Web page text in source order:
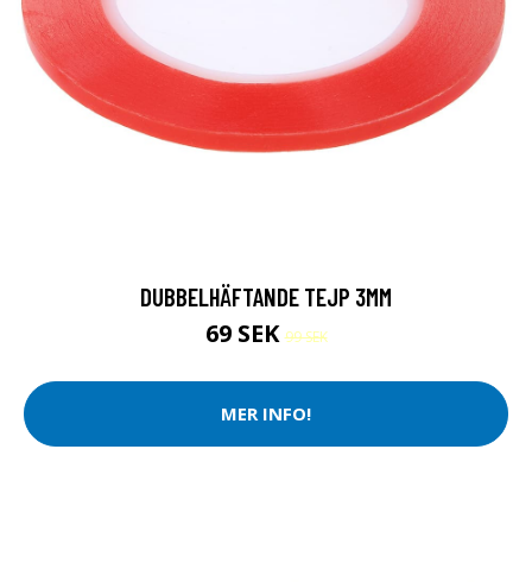
DUBBELHÄFTANDE TEJP 3MM
69 SEK99 SEK
MER INFO!